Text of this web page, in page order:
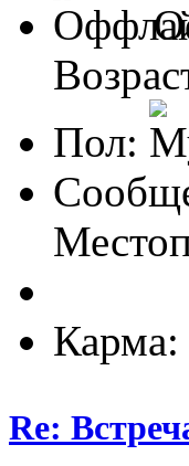
Пол:
Re: